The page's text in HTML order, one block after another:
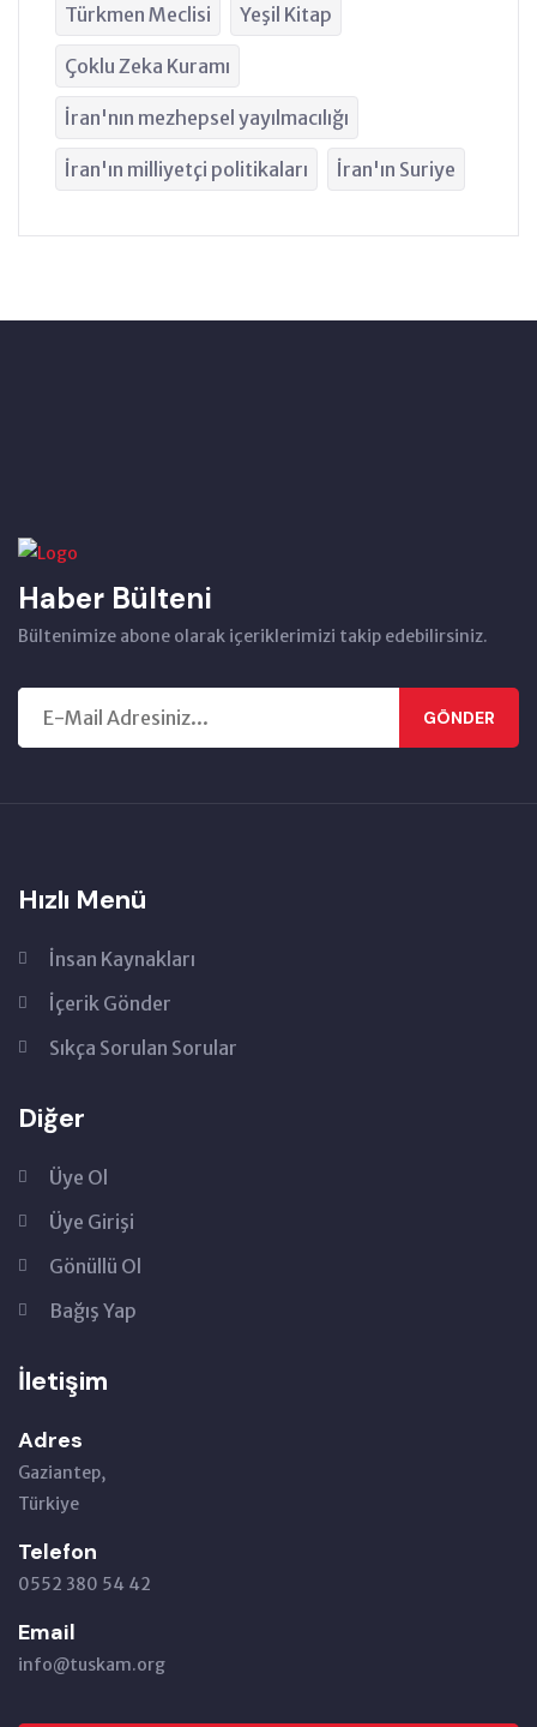
Türkmen Meclisi Yeşil Kitap
Çoklu Zeka Kuramı
İran'nın mezhepsel yayılmacılığı
İran'ın milliyetçi politikaları İran'ın Suriye
Haber Bülteni
Bültenimize abone olarak içeriklerimizi takip edebilirsiniz.
GÖNDER
Hızlı Menü
İnsan Kaynakları
İçerik Gönder
Sıkça Sorulan Sorular
Diğer
Üye Ol
Üye Girişi
Gönüllü Ol
Bağış Yap
İletişim
Adres
Gaziantep,
Türkiye
Telefon
0552 380 54 42
Email
info@tuskam.org